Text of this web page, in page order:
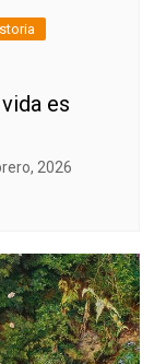
es
2026